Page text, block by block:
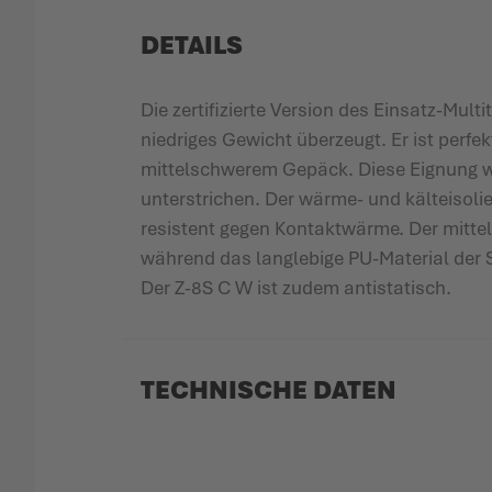
DETAILS
Die zertifizierte Version des Einsatz-
niedriges Gewicht überzeugt. Er ist
mittelschwerem Gepäck. Diese
unterstrichen. Der wärme- und
resistent gegen Kontaktwärme. Der
während das langlebige PU-Material
Der Z-8S C W ist zudem antistatisch.
TECHNISCHE DATEN